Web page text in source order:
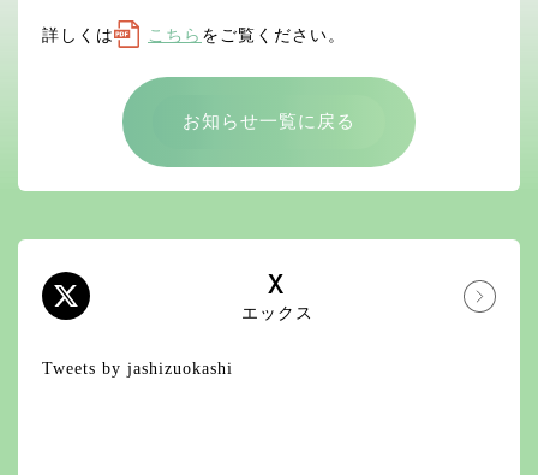
詳しくは こちら をご覧ください。
お知らせ一覧に戻る
X
エックス
Tweets by jashizuokashi